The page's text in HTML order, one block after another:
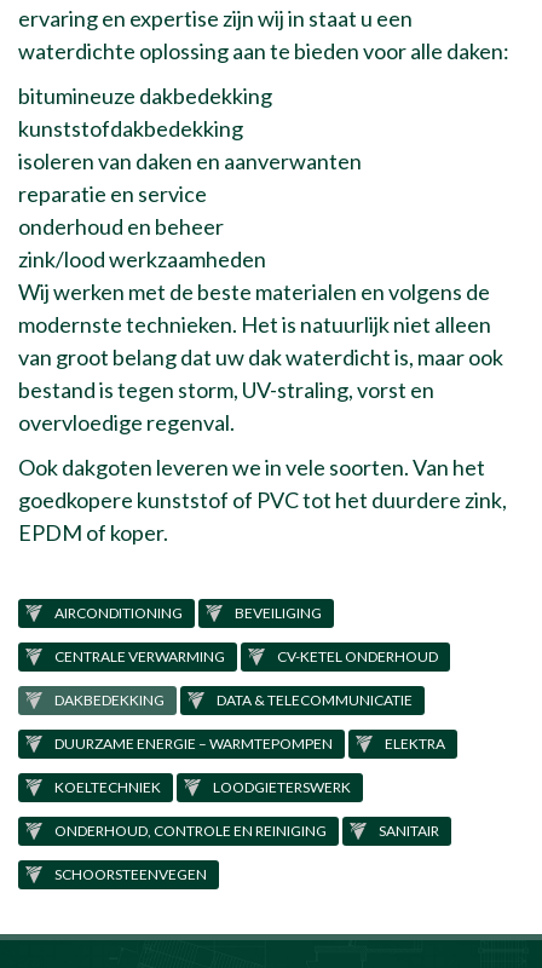
ervaring en expertise zijn wij in staat u een
waterdichte oplossing aan te bieden voor alle daken:
bitumineuze dakbedekking
kunststofdakbedekking
isoleren van daken en aanverwanten
reparatie en service
onderhoud en beheer
zink/lood werkzaamheden
Wij werken met de beste materialen en volgens de
modernste technieken. Het is natuurlijk niet alleen
van groot belang dat uw dak waterdicht is, maar ook
bestand is tegen storm, UV-straling, vorst en
overvloedige regenval.
Ook dakgoten leveren we in vele soorten. Van het
goedkopere kunststof of PVC tot het duurdere zink,
EPDM of koper.
AIRCONDITIONING BEVEILIGING
CENTRALE VERWARMING CV-KETEL ONDERHOUD
DAKBEDEKKING DATA & TELECOMMUNICATIE
DUURZAME ENERGIE – WARMTEPOMPEN ELEKTRA
KOELTECHNIEK LOODGIETERSWERK
ONDERHOUD, CONTROLE EN REINIGING SANITAIR
SCHOORSTEENVEGEN